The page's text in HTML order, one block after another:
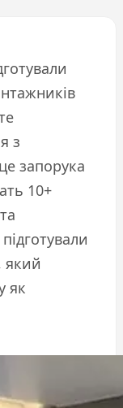
з
запорука
10+
який
як